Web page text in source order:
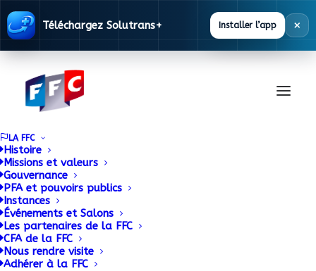
Téléchargez Solutrans+ Installer l’app ×
LA FFC
Histoire
Missions et valeurs
Gouvernance
PFA et pouvoirs publics
Instances
Événements et Salons
Les partenaires de la FFC
CFA de la FFC
Nous rendre visite
Adhérer à la FFC
Popups
Thanks to its integration with the Popup